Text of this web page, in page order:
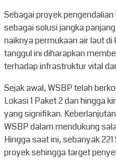
Sebagai proyek
sebagai solusi jangka
naiknya permukaan air laut
tanggul ini diharapkan
terhadap infrastruktur vital
Sejak awal, WSBP telah
Lokasi 1 Paket 2 dan hingga
yang signifikan.
WSBP dalam mendukung
Hingga saat ini, sebanyak
proyek sehingga target